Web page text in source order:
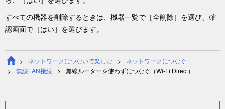
すべての機器を削除するときは、機器一覧で［全削除］を選び、確
認画面で［はい］を選びます。
ネットワークにつないで楽しむ
ネットワークにつなぐ
無線LAN接続
無線ルーターを使わずにつなぐ（Wi-Fi Direct）